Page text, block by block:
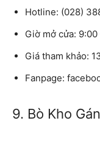
Hotline: (028)
Giờ mở cửa: 9:00
Giá tham khảo:
Fanpage:
9. Bò Kho